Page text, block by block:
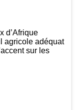
d’Afrique
agricole adéquat
sur les